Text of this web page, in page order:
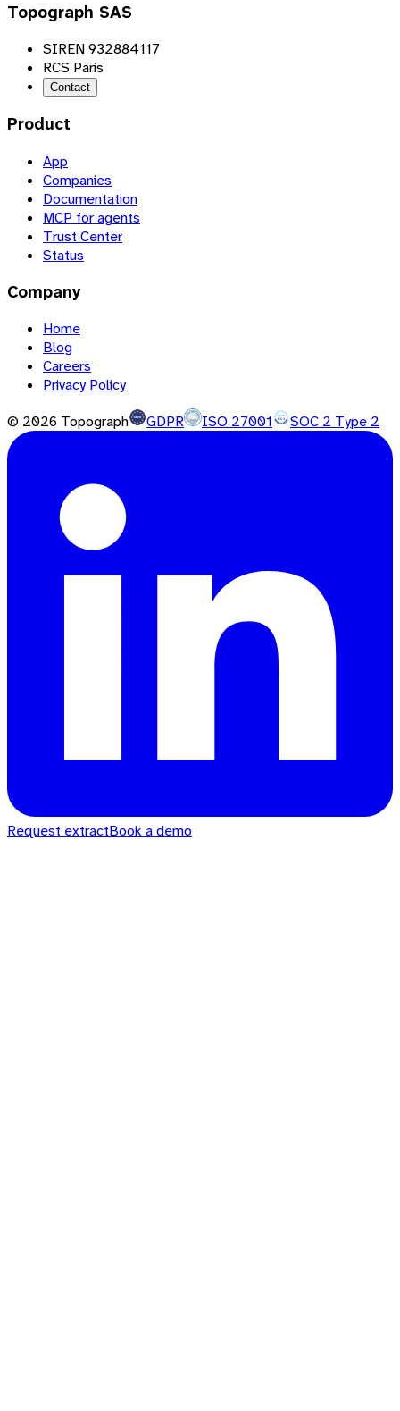
Topograph SAS
SIREN 932884117
RCS Paris
Contact
Product
App
Companies
Documentation
MCP for agents
Trust Center
Status
Company
Home
Blog
Careers
Privacy Policy
© 2026 Topograph GDPR ISO 27001 SOC 2 Type 2
Request extractBook a demo